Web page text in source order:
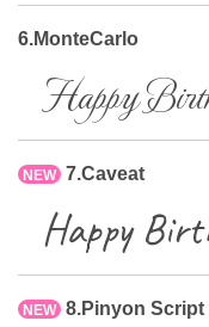
6.MonteCarlo
Happy
NEW 7.Caveat
Happy
NEW 8.Pinyon Script